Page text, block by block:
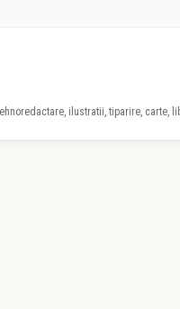
ilustratii, tiparire, carte,